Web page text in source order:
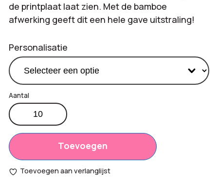
de printplaat laat zien. Met de bamboe
afwerking geeft dit een hele gave uitstraling!
Personalisatie
Productprijs:
Totaal
opties:
€0,00
Transparant
tech
Powerbank
aantal
Toevoegen
Toevoegen aan verlanglijst